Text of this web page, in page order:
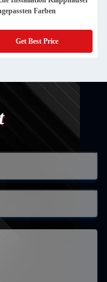
Farben
Get Best Price